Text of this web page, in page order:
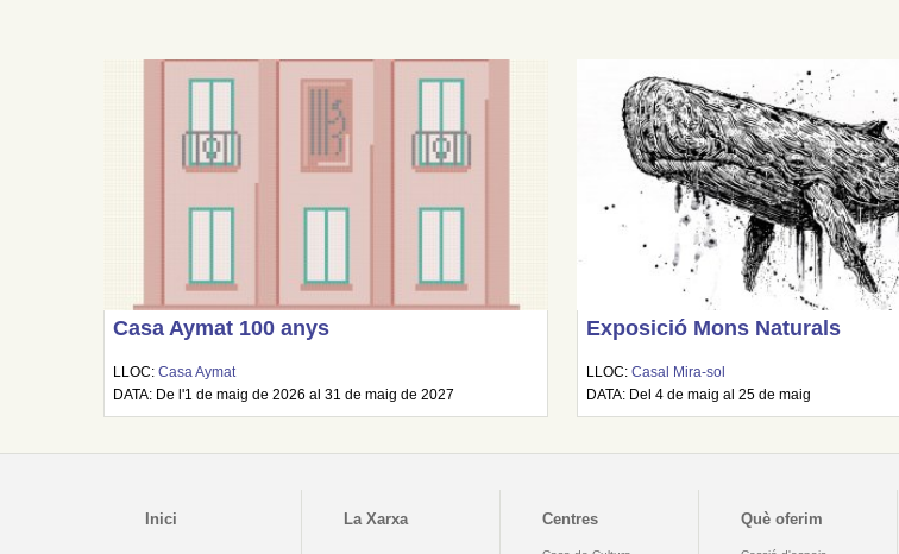
Casa Aymat 100 anys
LLOC:Casa Aymat
DATA: De l'1 de maig de 2026 al 31 de maig de 2027
Exposició Mons Naturals
LLOC:Casal Mira-sol
DATA: Del 4 de maig al 25 de maig
Inici La Xarxa Centres Què oferim